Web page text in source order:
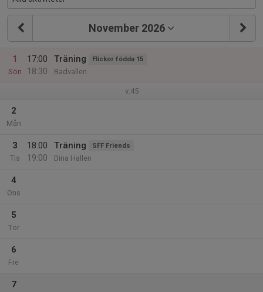
November 2026
1
Sön
17:00
18:30
Träning Flickor födda 15
Badvallen
v.45
2
Mån
3
Tis
18:00
19:00
Träning SFF Friends
Dina Hallen
4
Ons
5
Tor
6
Fre
7